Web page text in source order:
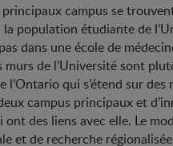
campus se
la population étudiante de
dans une école de
de l’Université sont
l’Ontario qui s’étend sur des
campus principaux et
des liens avec elle. Le
et de recherche